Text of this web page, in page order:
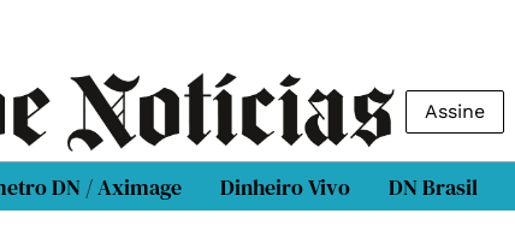
Assine
DN / Aximage Dinheiro Vivo DN Brasil